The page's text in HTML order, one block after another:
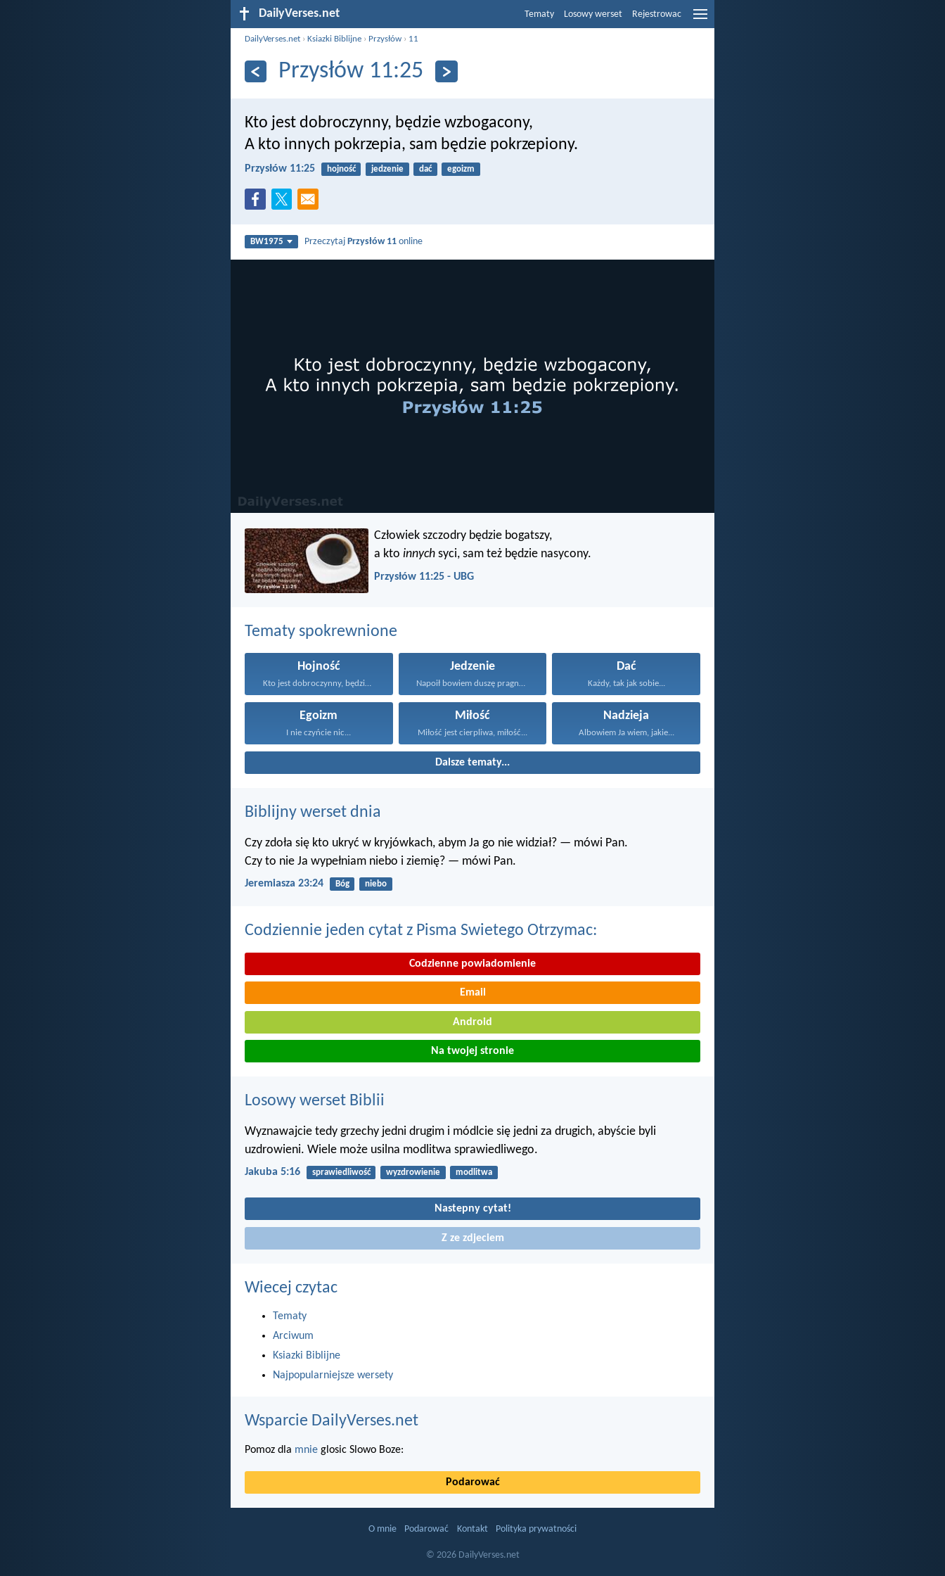
DailyVerses.net Tematy Losowy werset Rejestrowac
DailyVerses.net ›Ksiazki Biblijne › Przysłów › 11
Przysłów 11:25
Kto jest dobroczynny, będzie wzbogacony,
A kto innych pokrzepia, sam będzie pokrzepiony.
Przysłów 11:25 hojność jedzenie dać egoizm
BW1975 PrzeczytajPrzysłów 11 online
Człowiek szczodry będzie bogatszy,
a kto innych syci, sam też będzie nasycony.
Przysłów 11:25 - UBG
Tematy spokrewnione
Hojność
Kto jest dobroczynny, będzie...
Jedzenie
Napoił bowiem duszę pragnącego...
Dać
Każdy, tak jak sobie...
Egoizm
I nie czyńcie nic...
Miłość
Miłość jest cierpliwa, miłość...
Nadzieja
Albowiem Ja wiem, jakie...
Dalsze tematy...
Biblijny werset dnia
Czy zdoła się kto ukryć w kryjówkach, abym Ja go nie widział? — mówi Pan.
Czy to nie Ja wypełniam niebo i ziemię? — mówi Pan.
Jeremiasza 23:24 Bóg niebo
Codziennie jeden cytat z Pisma Swietego Otrzymac:
Codzienne powiadomienie
Email
Android
Na twojej stronie
Losowy werset Biblii
Wyznawajcie tedy grzechy jedni drugim i módlcie się jedni za drugich, abyście byli
uzdrowieni. Wiele może usilna modlitwa sprawiedliwego.
Jakuba 5:16 sprawiedliwość wyzdrowienie modlitwa
Nastepny cytat!
Z ze zdjeciem
Wiecej czytac
Tematy
Arciwum
Ksiazki Biblijne
Najpopularniejsze wersety
Wsparcie DailyVerses.net
Pomoz dla mnie glosic Slowo Boze:
Podarować
O mnie Podarować Kontakt Polityka prywatności
© 2026 DailyVerses.net